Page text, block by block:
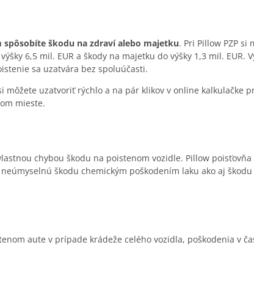
škodu na zdraví alebo majetku. Pri Pillow PZP si
6,5 mil. EUR a škody na majetku do výšky 1,3 mil. EUR.
sa uzatvára bez spoluúčasti.
môžete uzatvoriť rýchlo a na pár klikov v online kalkulačke
mieste.
chybou škodu na poistenom vozidle. Pillow
škodu chemickým poškodením laku ako aj
aute v prípade krádeže celého vozidla, poškodenia v